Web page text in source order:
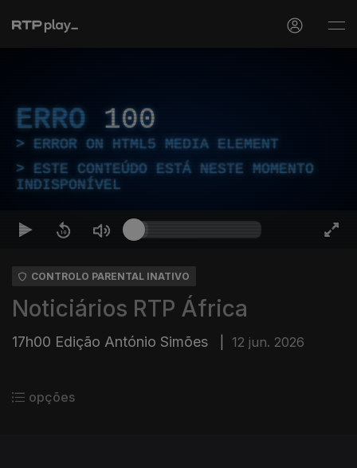
ERRO 100
ERROR ON HTML5 MEDIA ELEMENT
ESTE CONTEÚDO ESTÁ NESTE MOMENTO
INDISPONÍVEL
CONTROLO PARENTAL INATIVO
Noticiários RTP África
17h00 Edição António Simões 12 jun. 2026
opções